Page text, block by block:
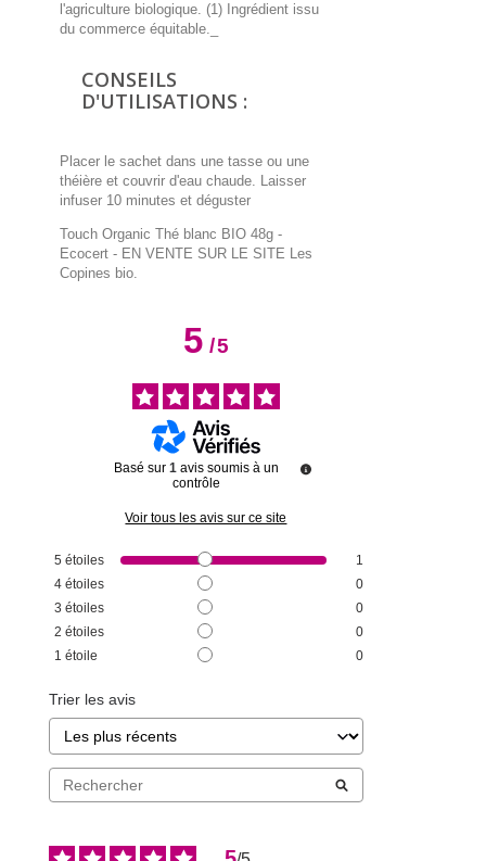
l'agriculture biologique. (1) Ingrédient issu
du commerce équitable._
CONSEILS
D'UTILISATIONS :
Placer le sachet dans une tasse ou une
théière et couvrir d'eau chaude. Laisser
infuser 10 minutes et déguster
Touch Organic Thé blanc BIO 48g -
Ecocert - EN VENTE SUR LE SITE Les
Copines bio.
5/5
Basé sur 1 avis soumis à un
contrôle
Voir tous les avis sur ce site
5 étoiles
1
4 étoiles
0
3 étoiles
0
2 étoiles
0
1 étoile 0
Trier les avis